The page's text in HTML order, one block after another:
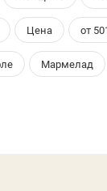
Цена от
Мармелад